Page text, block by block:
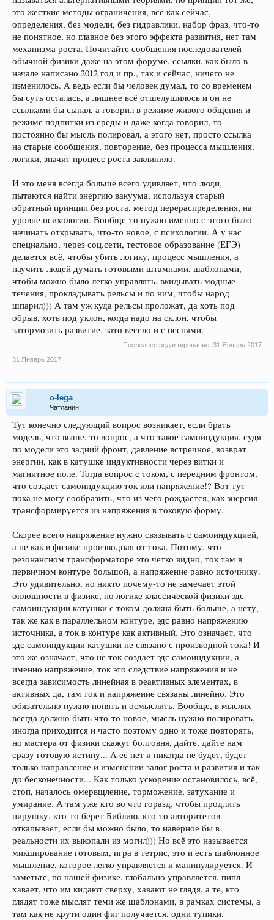
это жесткие методы ограничения, всё как сейчас,
определения, без модели, без гидравлики, набор фраз, что-то
не понятное, но главное без этого эффекта развития, нет там
механизма роста. Почитайте сообщения последователей
обычной физики даже на этом форуме, ссылки, как было в
начале написано 2012 год и пр., так и сейчас, ничего не
изменилось. А ведь если бы человек думал, то со временем
бы суть осталась, а лишнее всё отшелушилось и он не
ссылками бы сыпал, а говорил в режиме живого общения и
режиме подпитки из среды и даже когда говорил, то
постоянно бы мысль полировал, а этого нет, просто ссылка
на старые сообщения, повторение, без процесса мышления,
логики, значит процесс роста заклинило.
И это меня всегда больше всего удивляет, что люди,
пытаются найти энергию вакуума, используя старый
обратный принцип без роста, метод перераспределения, на
уровне психологии. Вообще-то нужно именно с этого было
начинать открывать, что-то новое, с психологии. А у нас
специально, через соц.сети, тестовое образование (ЕГЭ)
делается всё, чтобы убить логику, процесс мышления, а
научить людей думать готовыми штампами, шаблонами,
чтобы можно было легко управлять, вкидывать модные
течения, прокладывать рельсы и по ним, чтобы народ
шпарил))) А там уж куда рельсы проложат, да хоть под
обрыв, хоть под уклон, когда надо на склон, чтобы
затормозить развитие, зато весело и с песнями.
Последнее редактирование: 31 Январь 2017
31 Январь 2017
o-lega
Чатланин
Тут конечно следующий вопрос возникает, если брать
модель, что выше, то вопрос, а что такое самоиндукция, судя
по модели это задний фронт, давление встречное, возврат
энергии, как в катушке индуктивности через витки и
магнитное поле. Тогда вопрос с током, с передним фронтом,
что создает самоиндукцию ток или напряжение!? Вот тут
пока не могу сообразить, что из чего рождается, как энергия
трансформируется из напряжения в токовую форму.
Скорее всего напряжение нужно связывать с самоиндукцией,
а не как в физике производная от тока. Потому, что
резонансном трансформаторе это четко видно, ток там в
первичном контуре большой, а напряжение равно источнику.
Это удивительно, но никто почему-то не замечает этой
оплошности в физике, по логике классической физики эдс
самоиндукции катушки с током должна быть больше, а нету,
так же как в параллельном контуре, эдс равно напряжению
источника, а ток в контуре как активный. Это означает, что
эдс самоиндукции катушки не связано с производной тока! И
это же означает, что не ток создает эдс самоиндукции, а
именно напряжение, ток это следствие напряжения и не
всегда зависимость линейная в реактивных элементах, в
активных да, там ток и напряжение связаны линейно. Это
обязательно нужно понять и осмыслить. Вообще, в мыслях
всегда должно быть что-то новое, мысль нужно полировать,
иногда приходится и часто поэтому одно и тоже повторять,
но мастера от физики скажут болтовня, дайте, дайте нам
сразу готовую истину... А её нет и никогда не будет, будет
только направление и изменении залог роста и развития и так
до бесконечности... Как только ускорение остановилось, всё,
стоп, началось омервщление, торможение, затухание и
умирание. А там уже кто во что горазд, чтобы продлить
пирушку, кто-то берет Библию, кто-то авторитетов
откапывает, если бы можно было, то наверное бы в
реальности их выкопали из могил))) Но всё это называется
микширование готовым, игра в тетрис, это и есть шаблонное
мышление, которое легко управляется и манипулируется. И
заметьте, по нашей физике, глобально управляется, пипл
хавает, что им кидают сверху, хавают не глядя, а те, кто
глядят тоже мыслят теми же шаблонами, в рамках системы, а
там как не крути один фиг получается, одни тупики.